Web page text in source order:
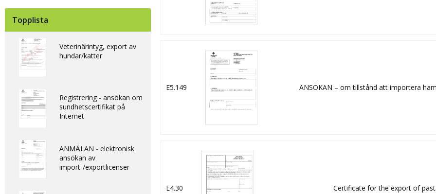
Topplista
Veterinärintyg, export av
hundar/katter
Registrering - ansökan om
sundhetscertifikat på
Internet
ANMÄLAN - elektronisk
ansökan av
import-/exportlicenser
E5.149 ANSÖKAN – om tillstånd att importera
E4.30 Certificate for the export of